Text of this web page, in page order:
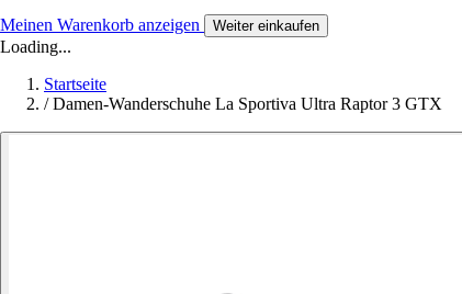
Meinen Warenkorb anzeigen Weiter einkaufen
Loading...
Startseite
/ Damen-Wanderschuhe La Sportiva Ultra Raptor 3 GTX